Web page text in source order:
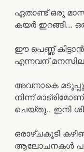
ഏതാണ്ട് ഒരു
കയർ ഇറങ്ങി…
ഈ പെണ്ണ്
എന്നവന്
അവനാകെ
നിന്ന്
ചെയ്തു.. ഇനി
ഒരാഴ്ചകൂടി
ആലോചനകൾ